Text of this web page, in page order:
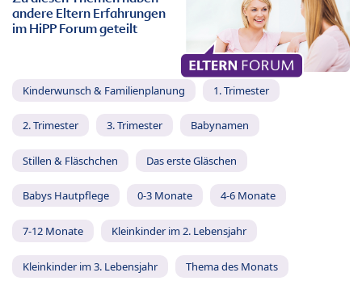
andere Eltern Erfahrungen
im HiPP Forum geteilt
Kinderwunsch & Familienplanung 1. Trimester
2. Trimester 3. Trimester Babynamen
Stillen & Fläschchen Das erste Gläschen
Babys Hautpflege 0-3 Monate 4-6 Monate
7-12 Monate Kleinkinder im 2. Lebensjahr
Kleinkinder im 3. Lebensjahr Thema des Monats